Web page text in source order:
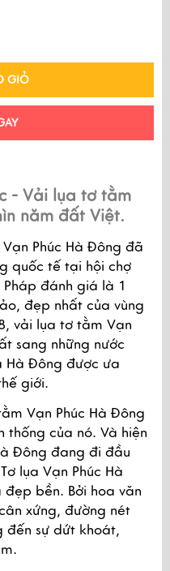
GIỎ
- Vải lụa tơ tằm
năm đất Việt.
Phúc Hà Đông đã
quốc tế tại hội chợ
đánh giá là 1
đẹp nhất của vùng
vải lụa tơ tằm Vạn
sang những nước
Hà Đông được ưa
giới.
Vạn Phúc Hà Đông
của nó. Và hiện
Đông đang đi đầu
lụa Vạn Phúc Hà
bền. Bởi hoa văn
xứng, đường nét
đến sự dứt khoát,